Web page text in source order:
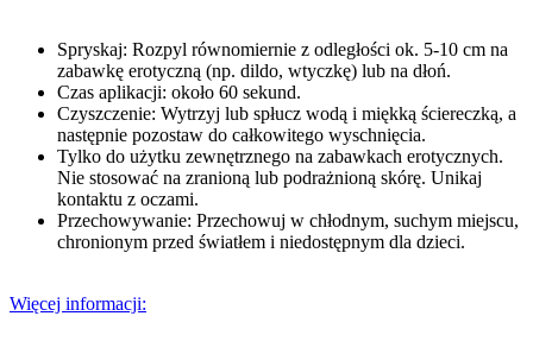
Spryskaj: Rozpyl równomiernie z odległości ok. 5-10 cm na
zabawkę erotyczną (np. dildo, wtyczkę) lub na dłoń.
Czas aplikacji: około 60 sekund.
Czyszczenie: Wytrzyj lub spłucz wodą i miękką ściereczką, a
następnie pozostaw do całkowitego wyschnięcia.
Tylko do użytku zewnętrznego na zabawkach erotycznych.
Nie stosować na zranioną lub podrażnioną skórę. Unikaj
kontaktu z oczami.
Przechowywanie: Przechowuj w chłodnym, suchym miejscu,
chronionym przed światłem i niedostępnym dla dzieci.
Więcej informacji: